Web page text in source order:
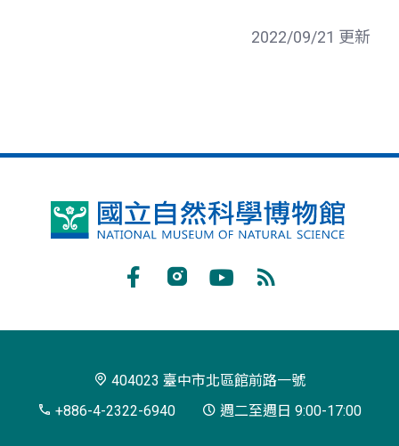
2022/09/21 更新
國
博
閱
404023 臺中市北區館前路一號
+886-4-2322-6940
週二至週日 9:00-17:00